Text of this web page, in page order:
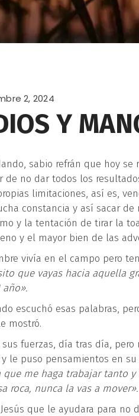
2, 2024
Y
sabio refrán que hoy
de no dar todos los
limitaciones, así es,
constancia y así sacar
y la tentación de tirar la
y el mayor bien de las
vivía en el campo pero
que vayas hacia aquella
escuchó esas palabras,
mostró.
fuerzas, día tras día,
le puso pensamientos en su
que me haga trabajar tanto
roca, nunca la vas a mover».
que le ayudara para